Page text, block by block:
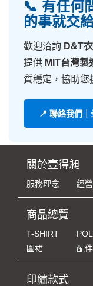
📞 有任何
的事就交
歡迎洽詢 D&T
提供 MIT台灣製
質穩定，協助您
📍 聯絡我們
關於壹得昶
服務理念 經
商品總覽
T-SHIRT
圍裙
配件
印繡款式